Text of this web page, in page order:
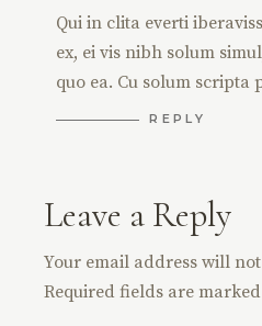
Qui in clita everti
ex, ei vis nibh solum
quo ea. Cu solum scripta
REPLY
Leave a Reply
Your email address will
Required fields are